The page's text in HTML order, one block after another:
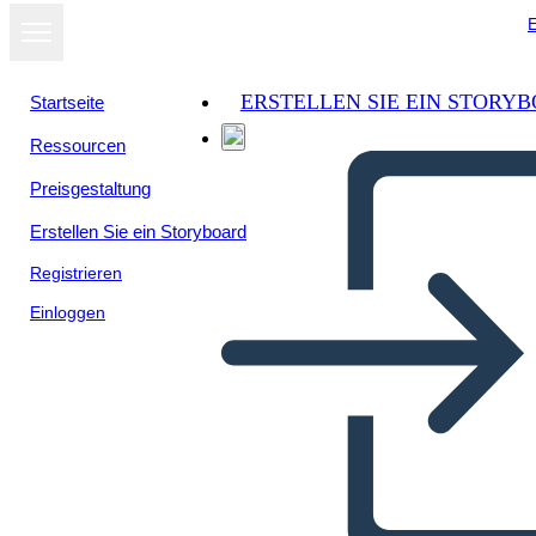
Startseite
Ressourcen
Preisgestaltung
Erstellen Sie ein Storyboard
Registrieren
Einloggen
ERSTELLEN SIE EIN